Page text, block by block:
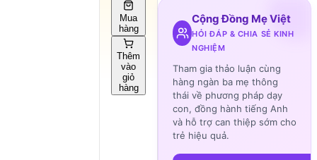
Mua
hàng
Thêm
vào
giỏ
hàng
Cộng Đồng Mẹ Việt
HỎI ĐÁP & CHIA SẺ KINH
NGHIỆM
Tham gia thảo luận cùng
hàng ngàn ba mẹ thông
thái về phương pháp dạy
con, đồng hành tiếng Anh
và hỗ trợ can thiệp sớm cho
trẻ hiệu quả.